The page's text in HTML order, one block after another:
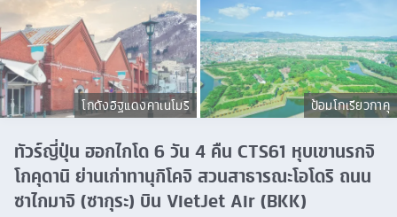
โกดังอิฐแดงคาเนโมริ ป้อมโกเรียวกาคุ
ทัวร์ญี่ปุ่น ฮอกไกโด 6 วัน 4 คืน CTS61 หุบเขานรกจิ
โกคุดานิ ย่านเก่าทานุกิโคจิ สวนสาธารณะโอโดริ ถนน
ซาไกมาจิ (ซากุระ) บิน VietJet Air (BKK)